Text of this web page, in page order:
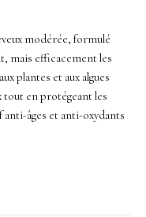
modérée, formulé
mais efficacement les
plantes et aux algues
en protégeant les
anti-âges et anti-oxydants